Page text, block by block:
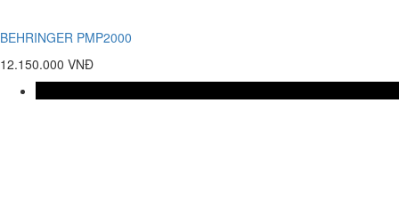
BEHRINGER PMP2000
12.150.000 VNĐ